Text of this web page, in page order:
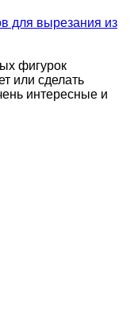
для вырезания из
фигурок
или сделать
интересные и